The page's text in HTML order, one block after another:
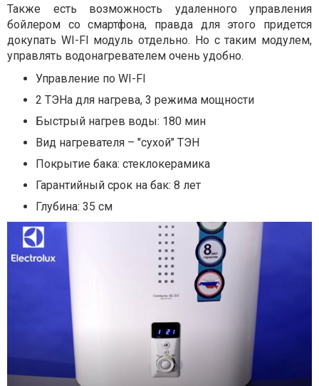
Также есть возможность удаленного управления
бойлером со смартфона, правда для этого придется
докупать WI-FI модуль отдельно. Но с таким модулем,
управлять водонагревателем очень удобно.
Управление по WI-FI
2 ТЭНа для нагрева, 3 режима мощности
Быстрый нагрев воды: 180 мин
Вид нагревателя – "сухой" ТЭН
Покрытие бака: стеклокерамика
Гарантийный срок на бак: 8 лет
Глубина: 35 см